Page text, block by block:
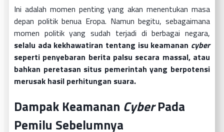
Ini adalah momen penting yang akan menentukan masa
depan politik benua Eropa. Namun begitu, sebagaimana
momen politik yang sudah terjadi di berbagai negara,
selalu ada kekhawatiran tentang isu keamanan cyber
seperti penyebaran berita palsu secara massal, atau
bahkan peretasan situs pemerintah yang berpotensi
merusak hasil perhitungan suara.
Dampak Keamanan CyberPada
Pemilu Sebelumnya